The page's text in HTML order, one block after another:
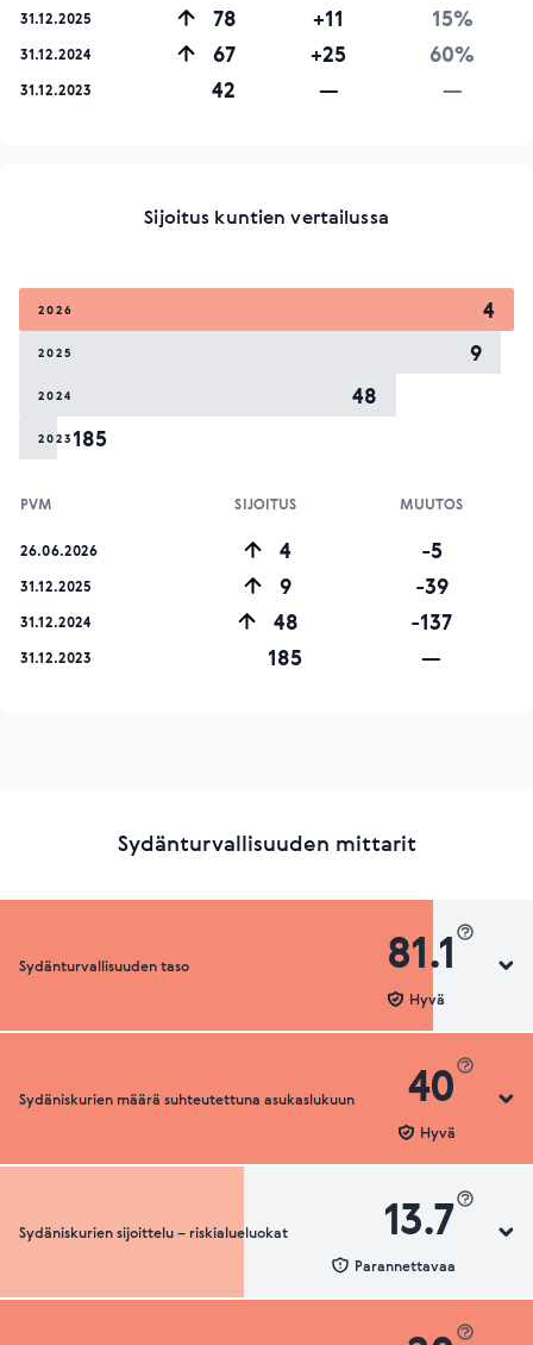
31.12.2025 78 +11 15%
31.12.2024 67 +25 60%
31.12.2023 42 — —
Sijoitus kuntien vertailussa
2026 4
2025 9
2024 48
2023 185
PVM SIJOITUS MUUTOS
26.06.2026 4 -5
31.12.2025 9 -39
31.12.2024 48 -137
31.12.2023 185 —
Sydänturvallisuuden mittarit
Sydänturvallisuuden taso 81.1
Hyvä
Sydänturvallisuuden luokka
Sydäniskurien määrä suhteutettuna asukaslukuun 40
Hyvä
Sydäniskurien määrä suhteutettuna asukaslukuun
Sydäniskurien sijoittelu – riskialueluokat 13.7
Parannettavaa